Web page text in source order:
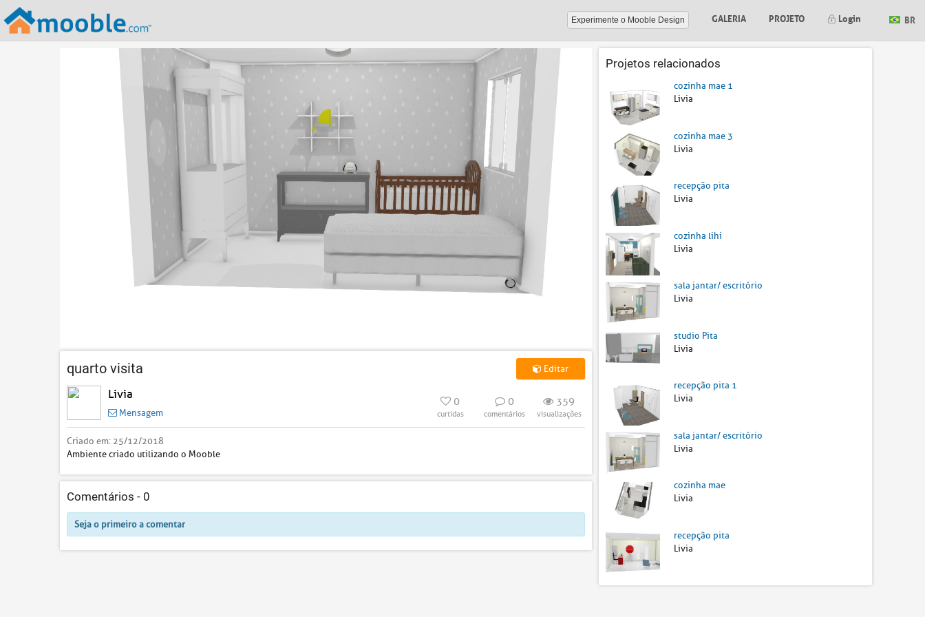
Experimente o Mooble Design GALERIA PROJETO Login BR
quarto visita Editar
Livia
Mensagem
0
curtidas
0
comentários
359
visualizações
Criado em: 25/12/2018
Ambiente criado utilizando o Mooble
Comentários - 0
Seja o primeiro a comentar
Projetos relacionados
cozinha mae 1
Livia
cozinha mae 3
Livia
recepção pita
Livia
cozinha lihi
Livia
sala jantar/ escritório
Livia
studio Pita
Livia
recepção pita 1
Livia
sala jantar/ escritório
Livia
cozinha mae
Livia
recepção pita
Livia